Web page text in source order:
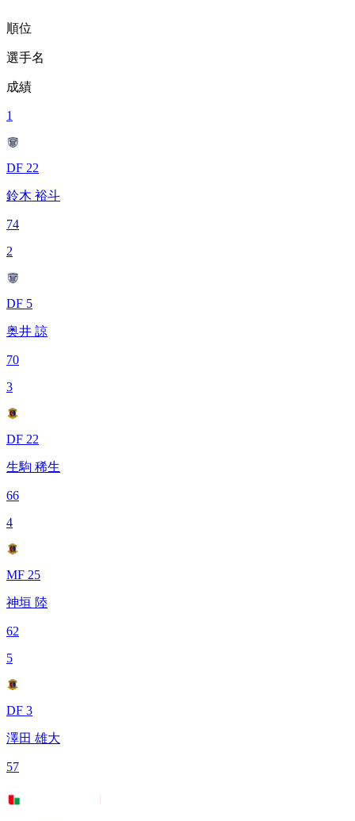
順位
選手名
成績
1
DF 22
鈴木 裕斗
74
2
DF 5
奥井 諒
70
3
DF 22
生駒 稀生
66
4
MF 25
神垣 陸
62
5
DF 3
澤田 雄大
57